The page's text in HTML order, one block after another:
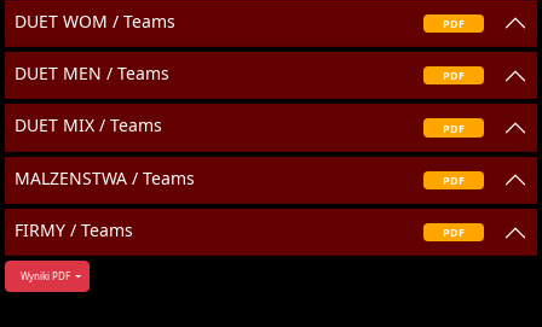
DUET WOM / Teams PDF
DUET MEN / Teams PDF
DUET MIX / Teams PDF
MALZENSTWA / Teams PDF
FIRMY / Teams PDF
Wyniki PDF